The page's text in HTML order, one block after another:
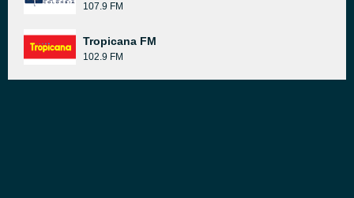
107.9 FM
Tropicana FM
102.9 FM